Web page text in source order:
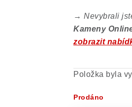
→ Nevybrali
Kameny
zobrazit
Položka byla
Prodáno